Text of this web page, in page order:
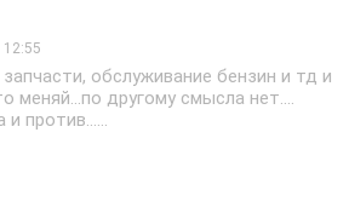
12:55
обслуживание бензин и тд и
меняй...по другому смысла нет....
и против......